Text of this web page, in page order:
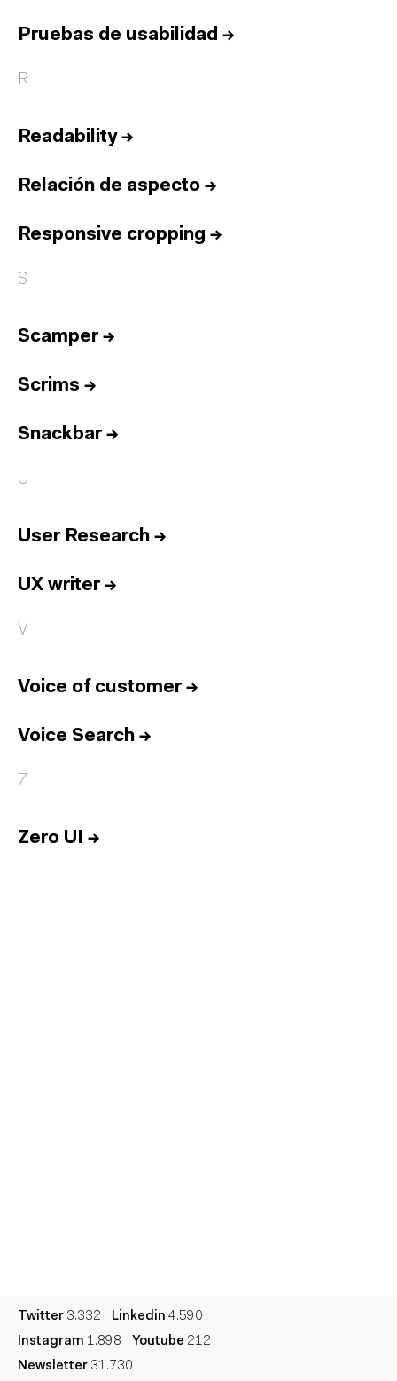
Pruebas de usabilidad →
R
Readability→
Relación de aspecto →
Responsive cropping →
S
Scamper→
Scrims →
Snackbar→
U
User Research →
UX writer→
V
Voice of customer→
Voice Search →
Z
Zero UI →
Twitter 3.332 Linkedin 4.590
Instagram 1.898 Youtube 212
Newsletter 31.730